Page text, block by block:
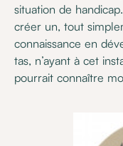
situation de
créer un, tout
connaissance en
tas, n’ayant à cet
pourrait connaître